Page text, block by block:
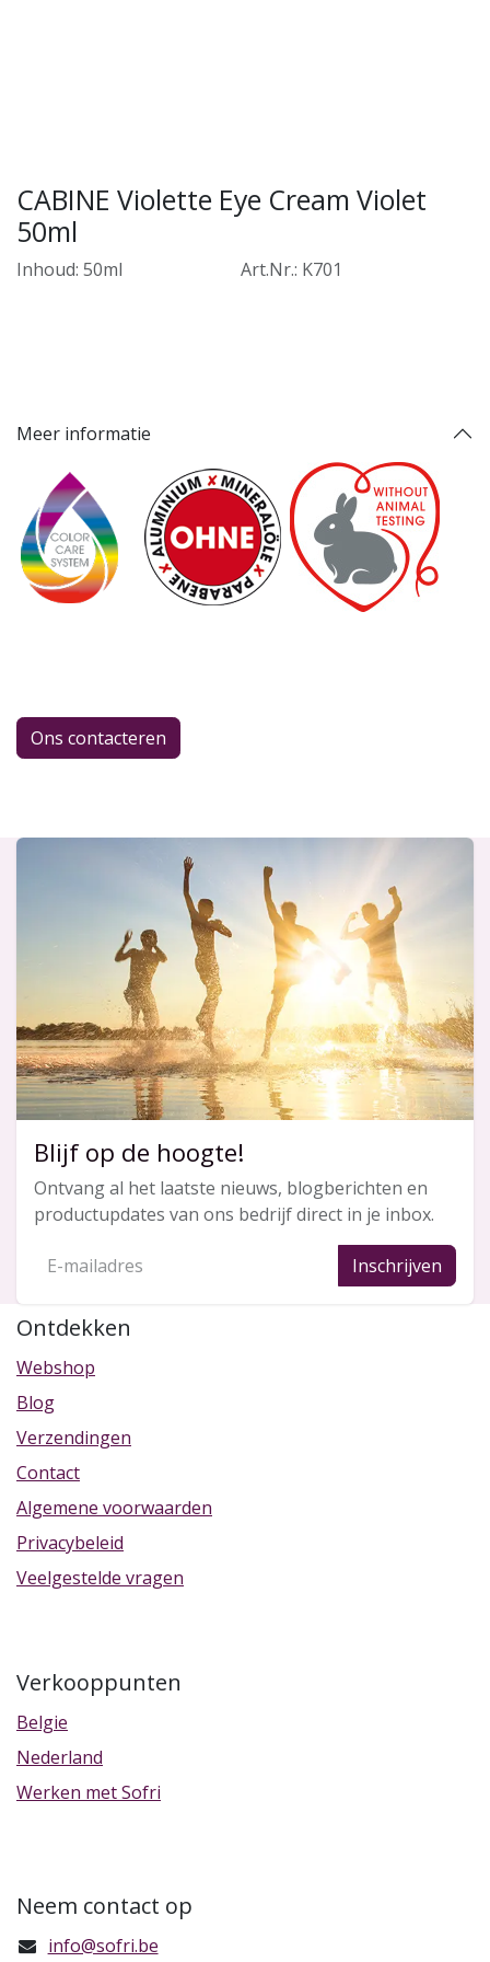
CABINE Violette Eye Cream Violet
50ml
Inhoud: 50ml ​Art.Nr.: K701
Meer informatie
Ons contacteren
Blijf op de hoogte!
Ontvang al het laatste nieuws, blogberichten en
productupdates van ons bedrijf direct in je inbox.
Inschrijven
Ontdekken
Webshop
Blog
Verzendingen
Contact
Algemene voorwaarden
Privacybeleid
Veelgestelde vragen
Verkooppunten
Belgie
Nederland
Werken met Sofri
Neem contact op
info@sofri.be